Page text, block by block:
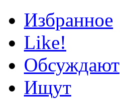
Избранное
Like!
Обсуждают
Ищут